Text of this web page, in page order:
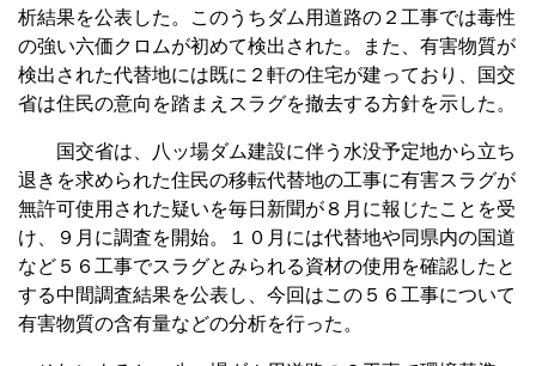
析結果を公表した。このうちダム用道路の２工事では毒性
の強い六価クロムが初めて検出された。また、有害物質が
検出された代替地には既に２軒の住宅が建っており、国交
省は住民の意向を踏まえスラグを撤去する方針を示した。
国交省は、八ッ場ダム建設に伴う水没予定地から立ち
退きを求められた住民の移転代替地の工事に有害スラグが
無許可使用された疑いを毎日新聞が８月に報じたことを受
け、９月に調査を開始。１０月には代替地や同県内の国道
など５６工事でスラグとみられる資材の使用を確認したと
する中間調査結果を公表し、今回はこの５６工事について
有害物質の含有量などの分析を行った。